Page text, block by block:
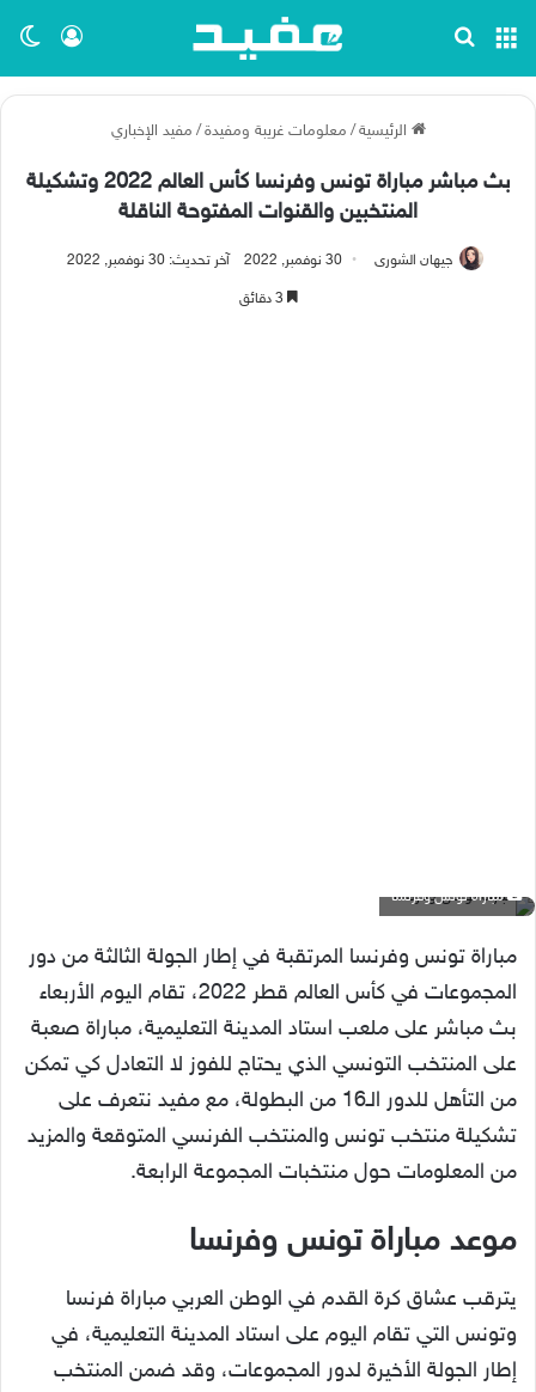
تسجيل القائمة
الرئيسية / معلومات غريبة ومفيدة / مفيد الإخباري
بث مباشر مباراة تونس وفرنسا كأس العالم 2022 وتشكيلة
المنتخبين والقنوات المفتوحة الناقلة
جيهان الشورى 30 نوفمبر, 2022 آخر تحديث: 30 نوفمبر, 2022
مباراة تونس وفرنسا
مباراة تونس وفرنسا المرتقبة في إطار الجولة الثالثة من دور
المجموعات في كأس العالم قطر 2022، تقام اليوم الأربعاء
بث مباشر على ملعب استاد المدينة التعليمية، مباراة صعبة
على المنتخب التونسي الذي يحتاج للفوز لا التعادل كي تمكن
من التأهل للدور الـ16 من البطولة، مع مفيد نتعرف على
تشكيلة منتخب تونس والمنتخب الفرنسي المتوقعة والمزيد
من المعلومات حول منتخبات المجموعة الرابعة.
موعد مباراة تونس وفرنسا
يترقب عشاق كرة القدم في الوطن العربي مباراة فرنسا
وتونس التي تقام اليوم على استاد المدينة التعليمية، في
إطار الجولة الأخيرة لدور المجموعات، وقد ضمن المنتخب